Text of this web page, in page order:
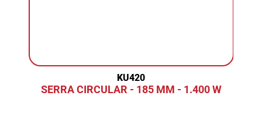
KU420
SERRA CIRCULAR - 185 MM - 1.400 W